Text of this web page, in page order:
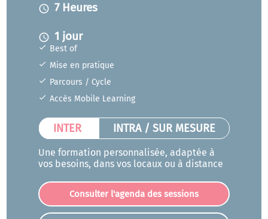
INTER INTRA / SUR MESURE
Une formation personnalisée, adaptée à
vos besoins, dans vos locaux ou à distance
Best of
Mise en pratique
Parcours / Cycle
Accès Mobile Learning
access_time 7 Heures
access_time 1 jour
Consulter l'agenda des sessions